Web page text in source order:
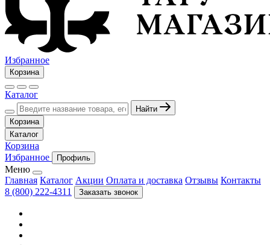
Избранное
Корзина
Каталог
Найти
Корзина
Каталог
Корзина
Избранное
Профиль
Меню
Главная Каталог Акции Оплата и доставка Отзывы Контакты
8 (800) 222-4311
Заказать звонок